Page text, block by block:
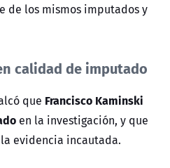
de los mismos imputados y
calidad de imputado
que Francisco Kaminski
en la investigación, y que
evidencia incautada.